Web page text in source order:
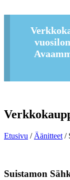
Etusivu / Äänitteet /
Suistamon